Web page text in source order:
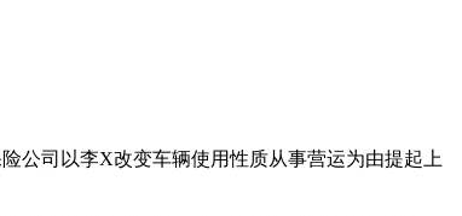
公司以李X改变车辆使用性质从事营运为由提起上